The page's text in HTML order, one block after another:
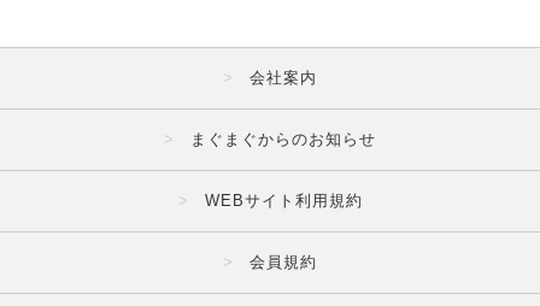
会社案内
まぐまぐからのお知らせ
WEBサイト利用規約
会員規約